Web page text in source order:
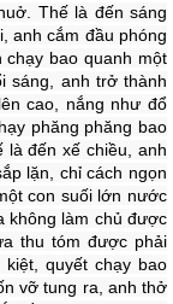
Thế là đến sáng
anh cắm đầu phóng
bao quanh một
sáng, anh trở thành
cao, nắng như đổ
phăng phăng bao
là đến xế chiều, anh
lặn, chỉ cách ngọn
con suối lớn nước
không làm chủ được
thu tóm được phải
quyết chạy bao
vỡ tung ra, anh thở